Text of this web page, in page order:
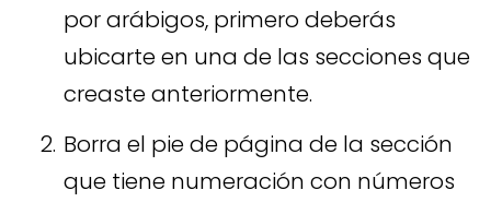
por arábigos, primero deberás
ubicarte en una de las secciones que
creaste anteriormente.
Borra el pie de página de la sección
que tiene numeración con números